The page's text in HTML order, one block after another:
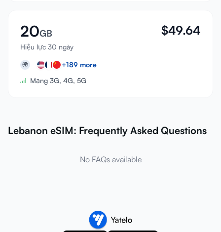
20GB
Hiệu lực 30 ngày
$49.64
🌍 +189 more
Mạng 3G, 4G, 5G
Lebanon eSIM: Frequently Asked Questions
No FAQs available